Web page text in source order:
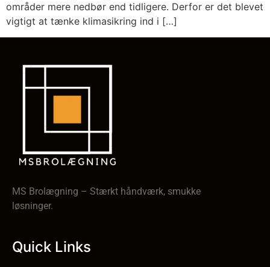
områder mere nedbør end tidligere. Derfor er det blevet
vigtigt at tænke klimasikring ind i […]
MS Brolægning – Stærkt håndværk, smukke
løsninger.
Quick Links